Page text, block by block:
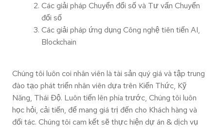
Các giải pháp Chuyển đổi số và Tư vấn Chuyển
đổi số
Các giải pháp ứng dụng Công nghệ tiên tiến AI,
Blockchain
Chúng tôi luôn coi nhân viên là tài sản quý giá và tập trung
đào tạo phát triển nhân viên dựa trên Kiến Thức, Kỹ
Năng, Thái Độ. Luôn tiến lên phía trước, Chúng tôi luôn
học hỏi, cải tiến, để mang giá trị đến cho Khách hàng và
đối tác. Chúng tôi cam kết sẽ thực hiện dự án & dịch vụ